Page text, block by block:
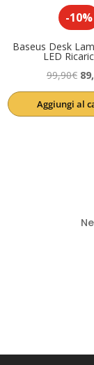
-10%
Baseus Desk
LED
99,90€ Il
Aggiungi al